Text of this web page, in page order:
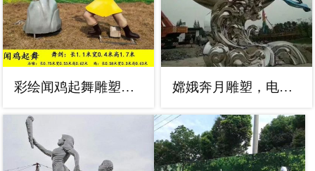
彩绘闻鸡起舞雕塑，卡通艺术造型， 嫦娥奔月雕塑，电镀烤漆工艺，不锈钢神话人物雕塑摆件